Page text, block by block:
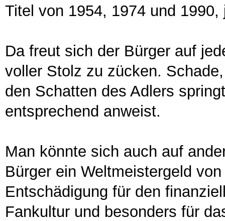
Titel von 1954, 1974 und
Da freut sich der Bürger auf
voller Stolz zu zücken.
den Schatten des Adlers
entsprechend anweist.
Man könnte sich auch auf
Bürger ein Weltmeistergeld
Entschädigung für den
Fankultur und besonders für